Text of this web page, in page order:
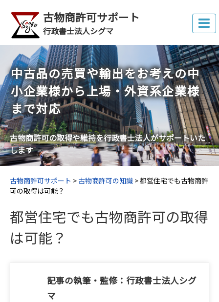
古物商許可サポート
行政書士法人シグマ
中古品の売買や輸出をお考えの中
小企業様から上場・外資系企業様
まで対応
古物商許可の取得や維持を行政書士法人がサポートいた
します
古物商許可サポート > 古物商許可の知識 >都営住宅でも古物商許
可の取得は可能？
都営住宅でも古物商許可の取得
は可能？
記事の執筆・監修：行政書士法人シグ
マ